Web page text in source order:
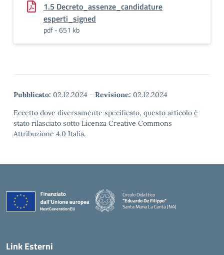
1.5 Decreto_assenze_candidature
esperti_signed
pdf - 651 kb
Pubblicato: 02.12.2024 - Revisione: 02.12.2024
Eccetto dove diversamente specificato, questo articolo è
stato rilasciato sotto Licenza Creative Commons
Attribuzione 4.0 Italia.
Circolo Didattico
"Eduardo De Filippo"
Santa Maria La Carità (NA)
Link Esterni